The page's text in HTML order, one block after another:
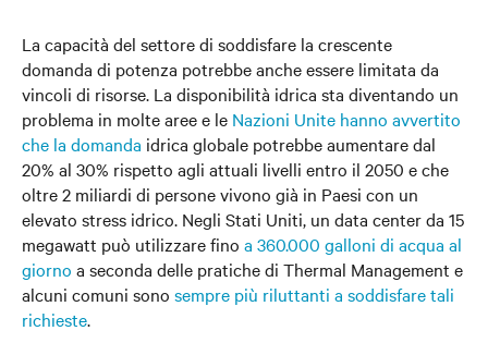
La capacità del settore di soddisfare la crescente
domanda di potenza potrebbe anche essere limitata da
vincoli di risorse. La disponibilità idrica sta diventando un
problema in molte aree e le Nazioni Unite hanno avvertito
che la domanda idrica globale potrebbe aumentare dal
20% al 30% rispetto agli attuali livelli entro il 2050 e che
oltre 2 miliardi di persone vivono già in Paesi con un
elevato stress idrico. Negli Stati Uniti, un data center da 15
megawatt può utilizzare fino a 360.000 galloni di acqua al
giorno a seconda delle pratiche di Thermal Management e
alcuni comuni sono sempre più riluttanti a soddisfare tali
richieste.